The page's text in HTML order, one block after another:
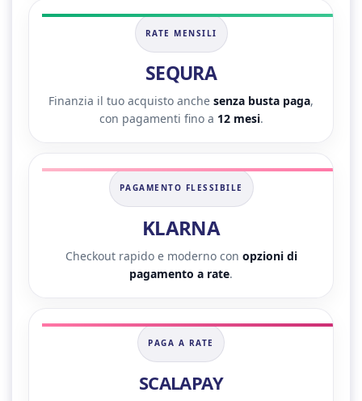
RATE MENSILI
SEQURA
Finanzia il tuo acquisto anche senza busta paga,
con pagamenti fino a 12 mesi.
PAGAMENTO FLESSIBILE
KLARNA
Checkout rapido e moderno con opzioni di
pagamento a rate.
PAGA A RATE
SCALAPAY